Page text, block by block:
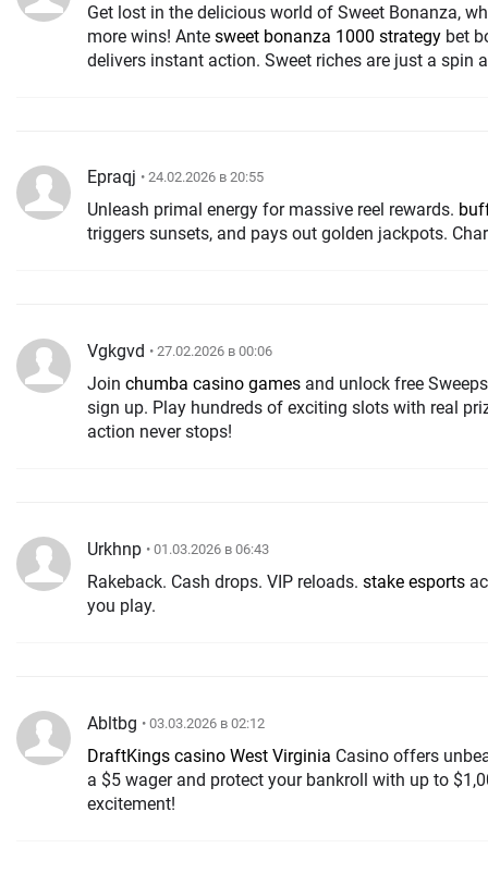
Get lost in the delicious world of Sweet Bonanza,
more wins! Ante sweet bonanza 1000 strategy bet
delivers instant action. Sweet riches are just a spin
Epraqj • 24.02.2026 в 20:55
Unleash primal energy for massive reel rewards.
triggers sunsets, and pays out golden jackpots.
Vgkgvd • 27.02.2026 в 00:06
Join chumba casino games and unlock free
sign up. Play hundreds of exciting slots with real
action never stops!
Urkhnp • 01.03.2026 в 06:43
Rakeback. Cash drops. VIP reloads. stake esports
you play.
Abltbg • 03.03.2026 в 02:12
DraftKings casino West Virginia Casino offers
a $5 wager and protect your bankroll with up to
excitement!